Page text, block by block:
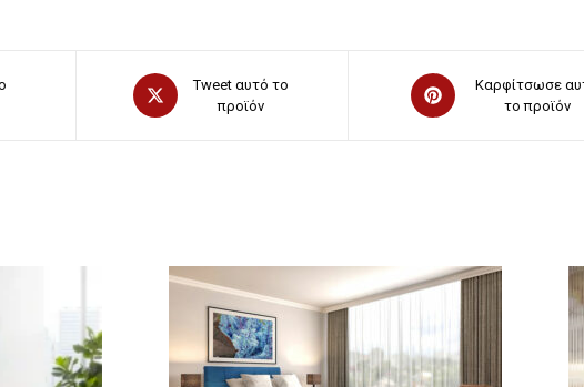
Opens
in
Tweet αυτό το
προϊόν
Opens
in
Καρφίτσωσε
το προϊόν